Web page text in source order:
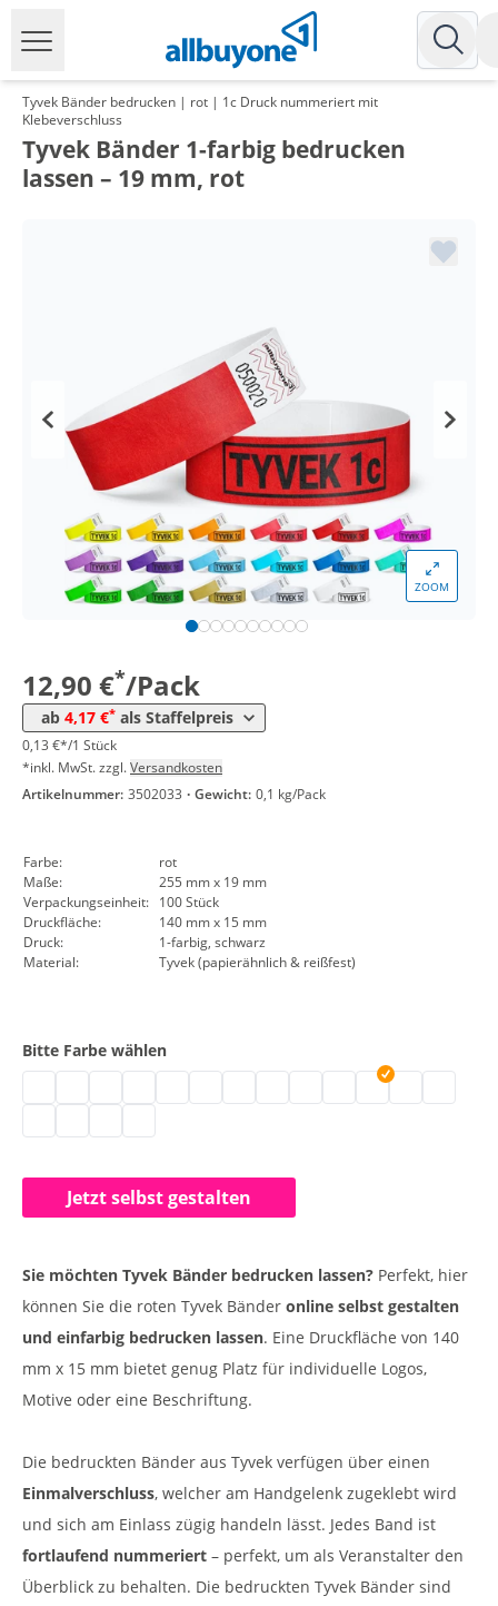
Tyvek Bänder bedrucken | rot | 1c Druck nummeriert mit
Klebeverschluss
Tyvek Bänder 1-farbig bedrucken
lassen – 19 mm, rot
ZOOM
12,90 €*/Pack
ab 4,17 €* als Staffelpreis
Preis
ab 5 Pack 7,14 € 0,07 €*/1Stück
ab 10 Pack 6,19 € * 0,06 €*/1Stück
ab 30 Pack 5,36 €* 0,05 €*/1Stück
ab 50 Pack 4,88 €* 0,05 €*/1Stück
4,40 € 0,04 €*/1Stück
0,13 €*/1 Stück
*inkl. MwSt. zzgl.Versandkosten
Artikelnummer: 3502033 · Gewicht: 0,1 kg/Pack
Farbe:
rot
Maße:
255 mm x 19 mm
Verpackungseinheit: 100 Stück
Druckfläche:
140 mm x 15 mm
Druck:
1-farbig, schwarz
Material:
Tyvek (papierähnlich & reißfest)
Bitte Farbe wählen
Kontrollbändchen 1-farbig bedruckt | blau
Einlassbänder 19 mm | hellblau
Party Armbänder | neongelb
Tyvek Bänder bedrucken |
Einlassbänder online
Einlassbänder Papier
Tyvek Bänder
Jetzt selbst gestalten
Sie möchten Tyvek Bänder bedrucken lassen? Perfekt, hier
können Sie die roten Tyvek Bänder online selbst gestalten
und einfarbig bedrucken lassen. Eine Druckfläche von 140
mm x 15 mm bietet genug Platz für individuelle Logos,
Motive oder eine Beschriftung.
Die bedruckten Bänder aus Tyvek verfügen über einen
Einmalverschluss, welcher am Handgelenk zugeklebt wird
und sich am Einlass zügig handeln lässt. Jedes Band ist
fortlaufend nummeriert – perfekt, um als Veranstalter den
Überblick zu behalten. Die bedruckten Tyvek Bänder sind